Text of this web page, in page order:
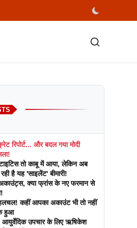
रिपोर्ट... और बदल गया मोदी
तो काबू में आया, लेकिन अब
है यह 'साइलेंट' बीमारी!
अकाउंट्स, क्या फ्रांस के नए फरमान से
कहीं आपका अकाउंट भी तो नहीं
हुआ
आयुर्वेदिक उपचार के लिए ऋषिकेश